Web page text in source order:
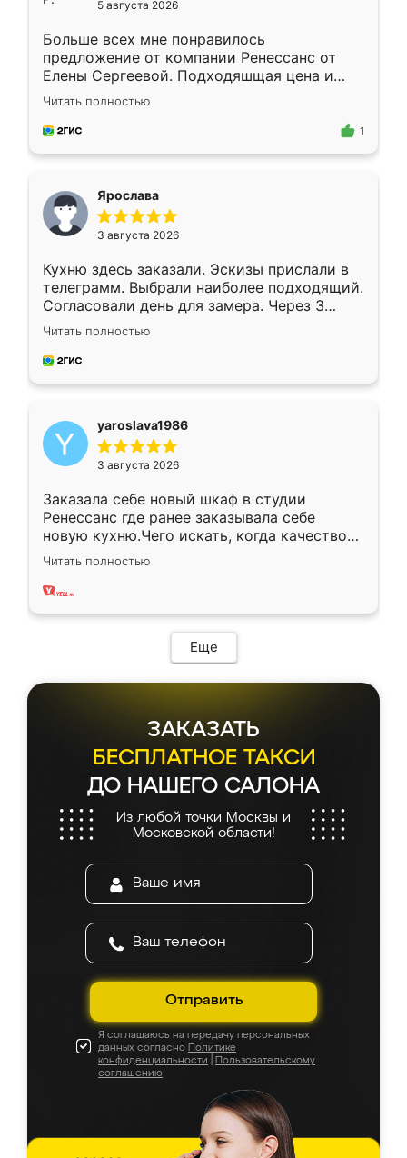
5 августа 2026
Больше всех мне понравилось
предложение от компании Ренессанс от
Елены Сергеевой. Подходяшщая цена и
короткие сроки изготовления. Приехавший
для замера сотрудник Владислав
предложил по моему эскизу самый
Читать полностью
1
Ярослава
3 августа 2026
Кухню здесь заказали. Эскизы прислали в
телеграмм. Выбрали наиболее подходящий.
Согласовали день для замера. Через 3
недели кухня была уже готова. Остались
довольны работой. Спасибо Ренессанс
мебель за качественную работу!
Читать полностью
yaroslava1986
3 августа 2026
Заказала себе новый шкаф в студии
Ренессанс где ранее заказывала себе
новую кухню.Чего искать, когда качеством
вполне довольна. Служит кухня уже почти
два года, нареканий нет.
Читать полностью
Еще
ЗАКАЗАТЬ
БЕСПЛАТНОЕ ТАКСИ
ДО НАШЕГО САЛОНА
Из любой точки Москвы и
Московской области!
Отправить
Я соглашаюсь на передачу персональных
данных согласно Политике
конфиденциальности
Пользовательскому
соглашению